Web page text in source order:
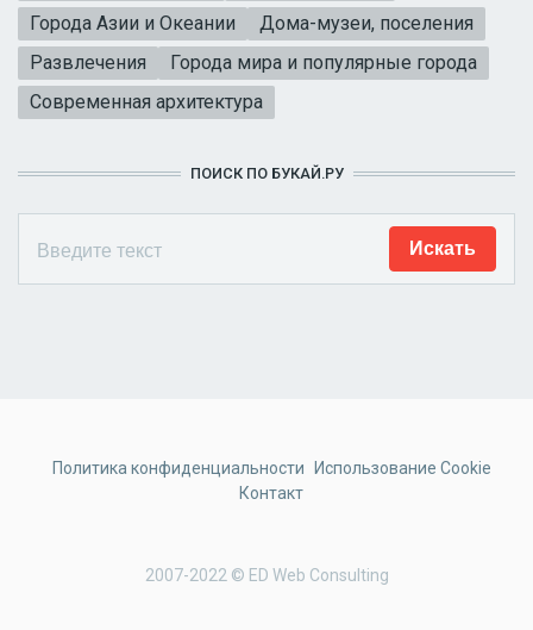
Города Азии и Океании
Дома-музеи, поселения
Развлечения
Города мира и популярные города
Современная архитектура
ПОИСК ПО БУКАЙ.РУ
2007-2022 © ED Web Consulting
Политика конфиденциальности
Использование Cookie
Контакт